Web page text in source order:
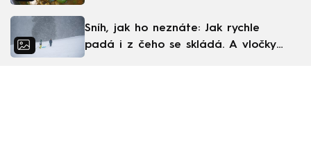
Sníh, jak ho neznáte: Jak rychle
padá i z čeho se skládá. A vločky